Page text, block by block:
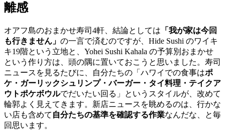
離感
オアフ島のおまかせ寿司4軒、結論としては 「我が家は今回
も行きません」 の一言で済むのですが、Hide Sushi のワイキ
キ19階という立地と、Yohei Sushi Kahala の予算別おまかせ
という作り方は、頭の隅に置いておこうと思いました。寿司
ニュースを見るたびに、自分たちの「ハワイでの食事はポ
ケ・ガーリックシュリンプ・バーガー・タイ料理・テイクア
ウトポケボウルでだいたい回る」というスタイルが、改めて
輪郭よく見えてきます。新店ニュースを眺めるのは、行かな
い店も含めて 自分たちの基準を確認する作業なんだな、と毎
回思います。